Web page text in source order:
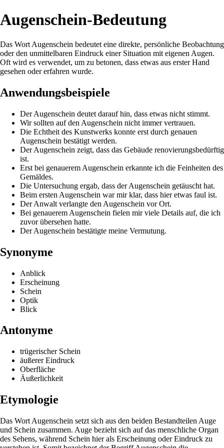
Augenschein-Bedeutung
Das Wort Augenschein bedeutet eine direkte, persönliche Beobachtung
oder den unmittelbaren Eindruck einer Situation mit eigenen Augen.
Oft wird es verwendet, um zu betonen, dass etwas aus erster Hand
gesehen oder erfahren wurde.
Anwendungsbeispiele
Der Augenschein deutet darauf hin, dass etwas nicht stimmt.
Wir sollten auf den Augenschein nicht immer vertrauen.
Die Echtheit des Kunstwerks konnte erst durch genauen
Augenschein bestätigt werden.
Der Augenschein zeigt, dass das Gebäude renovierungsbedürftig
ist.
Erst bei genauerem Augenschein erkannte ich die Feinheiten des
Gemäldes.
Die Untersuchung ergab, dass der Augenschein getäuscht hat.
Beim ersten Augenschein war mir klar, dass hier etwas faul ist.
Der Anwalt verlangte den Augenschein vor Ort.
Bei genauerem Augenschein fielen mir viele Details auf, die ich
zuvor übersehen hatte.
Der Augenschein bestätigte meine Vermutung.
Synonyme
Anblick
Erscheinung
Schein
Optik
Blick
Antonyme
trügerischer Schein
äußerer Eindruck
Oberfläche
Äußerlichkeit
Etymologie
Das Wort Augenschein setzt sich aus den beiden Bestandteilen Auge
und Schein zusammen. Auge bezieht sich auf das menschliche Organ
des Sehens, während Schein hier als Erscheinung oder Eindruck zu